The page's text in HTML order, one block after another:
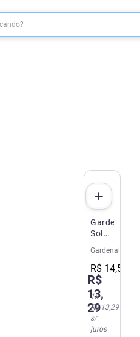
Gardenal
Solução
20ml
Gardenal
R$ 14,56
R$
13,
29
1x
R$ 13,29
s/
juros